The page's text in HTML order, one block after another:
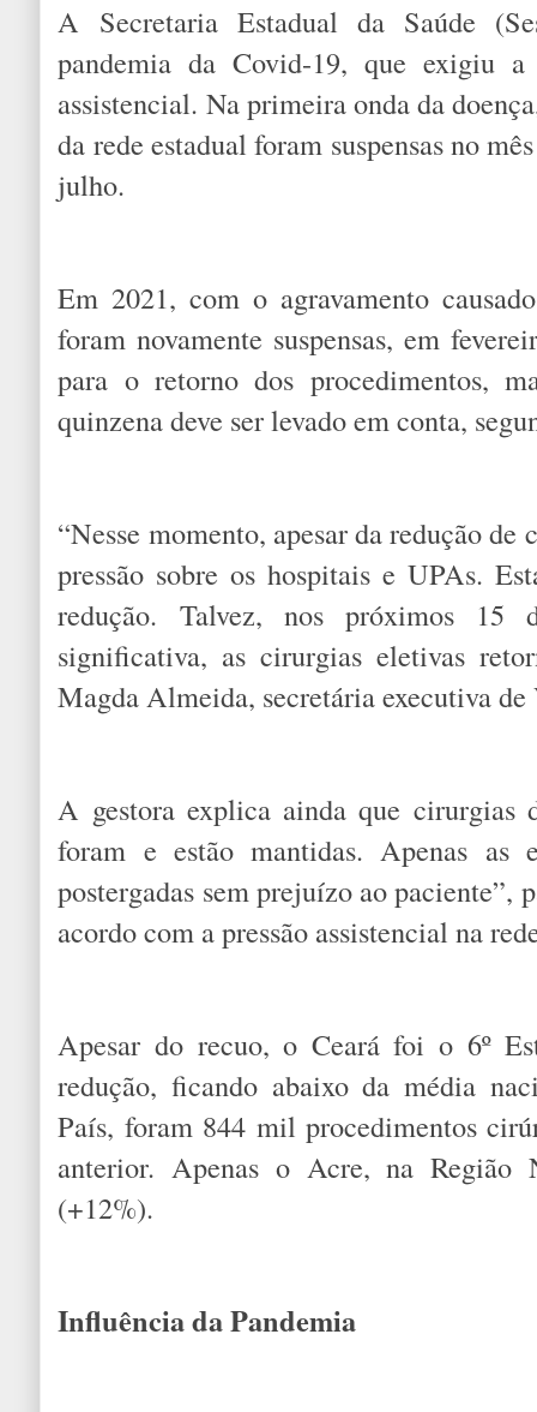
A Secretaria Estadual da Saúde
pandemia da Covid-19, que exigiu
assistencial. Na primeira onda da
da rede estadual foram suspensas no
julho.
Em 2021, com o agravamento
foram novamente suspensas, em
para o retorno dos procedimentos,
quinzena deve ser levado em conta,
“Nesse momento, apesar da redução de
pressão sobre os hospitais e UPAs.
redução. Talvez, nos próximos 15
significativa, as cirurgias eletivas
Magda Almeida, secretária executiva
A gestora explica ainda que cirurgias
foram e estão mantidas. Apenas as
postergadas sem prejuízo ao paciente”,
acordo com a pressão assistencial na
Apesar do recuo, o Ceará foi o 6º
redução, ficando abaixo da média
País, foram 844 mil procedimentos
anterior. Apenas o Acre, na Região
(+12%).
Influência da Pandemia